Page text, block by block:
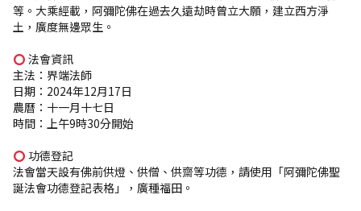
等。大乘經載，阿彌陀佛在過去久遠劫時曾立大願，建立西方淨
土，廣度無邊眾生。
法會資訊
主法：界端法師
日期：2024年12月17日
農曆：十一月十七日
時間：上午9時30分開始
功德登記
法會當天設有佛前供燈、供僧、供齋等功德，請使用「阿彌陀佛聖
誕法會功德登記表格」，廣種福田。